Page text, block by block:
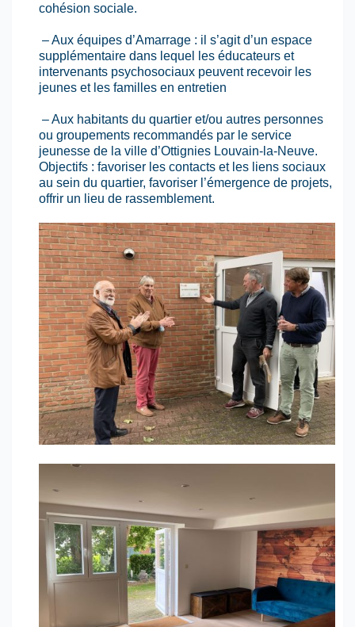
cohésion sociale.
– Aux équipes d’Amarrage : il s’agit d’un espace
supplémentaire dans lequel les éducateurs et
intervenants psychosociaux peuvent recevoir les
jeunes et les familles en entretien
– Aux habitants du quartier et/ou autres personnes
ou groupements recommandés par le service
jeunesse de la ville d’Ottignies Louvain-la-Neuve.
Objectifs : favoriser les contacts et les liens sociaux
au sein du quartier, favoriser l’émergence de projets,
offrir un lieu de rassemblement.